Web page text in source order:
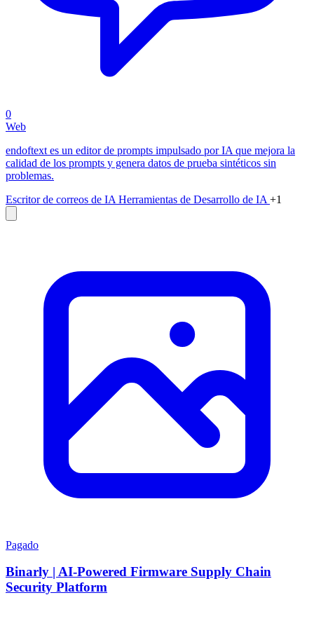
0
Web
endoftext es un editor de prompts impulsado por IA que mejora la
calidad de los prompts y genera datos de prueba sintéticos sin
problemas.
Escritor de correos de IA Herramientas de Desarrollo de IA +1
Pagado
Binarly | AI-Powered Firmware Supply Chain
Security Platform